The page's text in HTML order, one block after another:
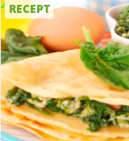
RECEPT